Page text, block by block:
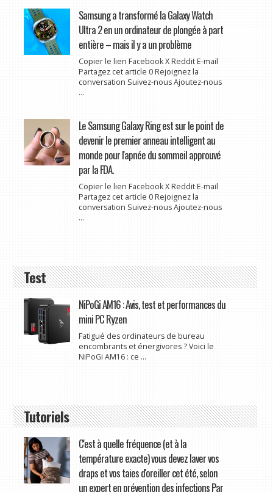
Samsung a transformé la Galaxy Watch
Ultra 2 en un ordinateur de plongée à part
entière – mais il y a un problème
Copier le lien Facebook X Reddit E-mail
Partagez cet article 0 Rejoignez la
conversation Suivez-nous Ajoutez-nous
...
Le Samsung Galaxy Ring est sur le point de
devenir le premier anneau intelligent au
monde pour l'apnée du sommeil approuvé
par la FDA.
Copier le lien Facebook X Reddit E-mail
Partagez cet article 0 Rejoignez la
conversation Suivez-nous Ajoutez-nous
...
Test
NiPoGi AM16 : Avis, test et performances du
mini PC Ryzen
Fatigué des ordinateurs de bureau
encombrants et énergivores ? Voici le
NiPoGi AM16 : ce ...
Tutoriels
C'est à quelle fréquence (et à la
température exacte) vous devez laver vos
draps et vos taies d'oreiller cet été, selon
un expert en prévention des infections Par